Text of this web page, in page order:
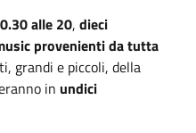
alle 20, dieci
provenienti da tutta
grandi e piccoli, della
in undici